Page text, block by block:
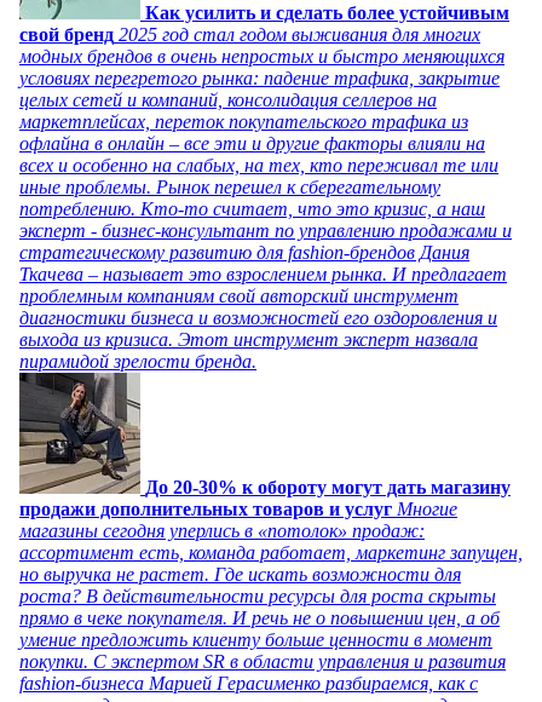
Как усилить и сделать более устойчивым
свой бренд 2025 год стал годом выживания для многих
модных брендов в очень непростых и быстро меняющихся
условиях перегретого рынка: падение трафика, закрытие
целых сетей и компаний, консолидация селлеров на
маркетплейсах, переток покупательского трафика из
офлайна в онлайн – все эти и другие факторы влияли на
всех и особенно на слабых, на тех, кто переживал те или
иные проблемы. Рынок перешел к сберегательному
потреблению. Кто-то считает, что это кризис, а наш
эксперт - бизнес-консультант по управлению продажами и
стратегическому развитию для fashion-брендов Дания
Ткачева – называет это взрослением рынка. И предлагает
проблемным компаниям свой авторский инструмент
диагностики бизнеса и возможностей его оздоровления и
выхода из кризиса. Этот инструмент эксперт назвала
пирамидой зрелости бренда.
До 20-30% к обороту могут дать магазину
продажи дополнительных товаров и услуг Многие
магазины сегодня уперлись в «потолок» продаж:
ассортимент есть, команда работает, маркетинг запущен,
но выручка не растет. Где искать возможности для
роста? В действительности ресурсы для роста скрыты
прямо в чеке покупателя. И речь не о повышении цен, а об
умение предложить клиенту больше ценности в момент
покупки. С экспертом SR в области управления и развития
fashion-бизнеса Марией Герасименко разбираемся, как с